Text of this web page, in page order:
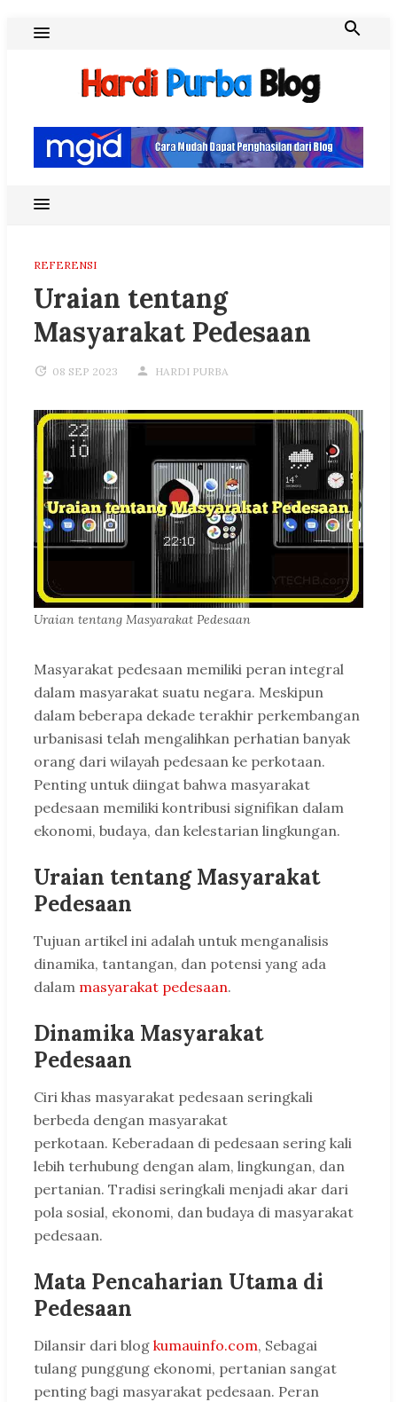
REFERENSI
Uraian tentang
Masyarakat Pedesaan
08 SEP 2023 HARDI PURBA
Uraian tentang Masyarakat Pedesaan
Masyarakat pedesaan memiliki peran integral
dalam masyarakat suatu negara. Meskipun
dalam beberapa dekade terakhir perkembangan
urbanisasi telah mengalihkan perhatian banyak
orang dari wilayah pedesaan ke perkotaan.
Penting untuk diingat bahwa masyarakat
pedesaan memiliki kontribusi signifikan dalam
ekonomi, budaya, dan kelestarian lingkungan.
Uraian tentang Masyarakat
Pedesaan
Tujuan artikel ini adalah untuk menganalisis
dinamika, tantangan, dan potensi yang ada
dalam masyarakat pedesaan.
Dinamika Masyarakat
Pedesaan
Ciri khas masyarakat pedesaan seringkali
berbeda dengan masyarakat
perkotaan. Keberadaan di pedesaan sering kali
lebih terhubung dengan alam, lingkungan, dan
pertanian. Tradisi seringkali menjadi akar dari
pola sosial, ekonomi, dan budaya di masyarakat
pedesaan.
Mata Pencaharian Utama di
Pedesaan
Dilansir dari blog kumauinfo.com, Sebagai
tulang punggung ekonomi, pertanian sangat
penting bagi masyarakat pedesaan. Peran